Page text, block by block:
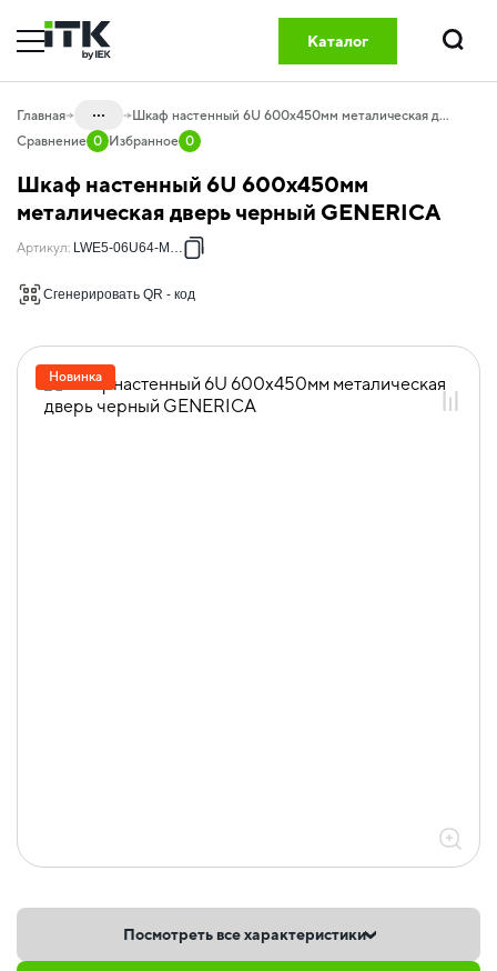
Каталог
Поиск
Главная ...
телекоммуникационное GENERICA
60.20.01 Шкафы сетевые GENERICA
60.20.01.02 Шкафы сетевые
60.20.01.02.02 Шкафы 600х450мм
Шкаф настенный 6U 600х450мм металическая дверь черный GENERICA
Сравнение 0 Избранное 0
Шкаф настенный 6U 600х450мм
металическая дверь черный GENERICA
Новинка
Артикул: LWE5-06U64-MF-G
Сгенерировать QR - код
Посмотреть все характеристики